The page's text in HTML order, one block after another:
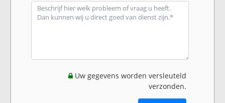
Uw gegevens worden versleuteld
verzonden.